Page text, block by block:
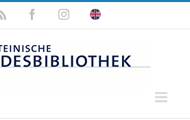
FacebookInstagram
Click